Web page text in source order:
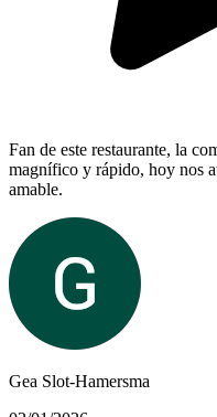
Fan de este restaurante, la
magnífico y rápido, hoy nos
amable.
Gea Slot-Hamersma